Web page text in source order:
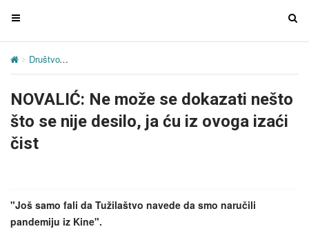
T
g
e
n
v
a
T
e
Društvo
NOVALIĆ: Ne može se dokazati nešto
što se nije desilo, ja ću iz ovoga izaći
čist
"Još samo fali da Tužilaštvo navede da smo naručili
pandemiju iz Kine".